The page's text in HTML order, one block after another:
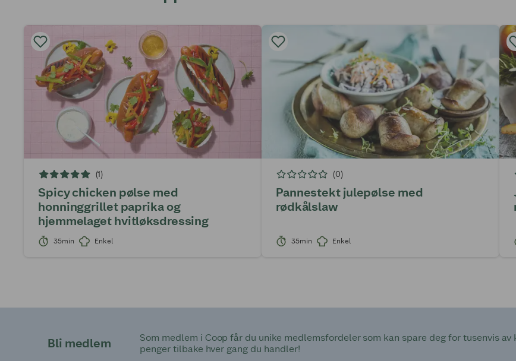
(1)
Spicy chicken pølse med
honninggrillet paprika og
hjemmelaget hvitløksdressing
35min Enkel
(0)
Pannestekt julepølse med
rødkålslaw
35min Enkel
Bli medlem
Som medlem i Coop får du unike medlemsfordeler som kan spare deg for tusenvis av
penger tilbake hver gang du handler!